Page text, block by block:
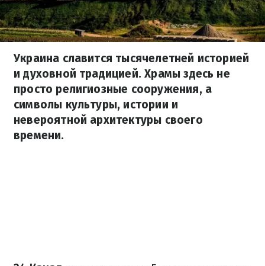
Украина славится тысячелетней историей
и духовной традицией. Храмы здесь не
просто религиозные сооружения, а
символы культуры, истории и
невероятной архитектуры своего
времени.